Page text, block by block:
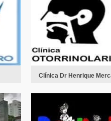
Clínica Dr Henrique